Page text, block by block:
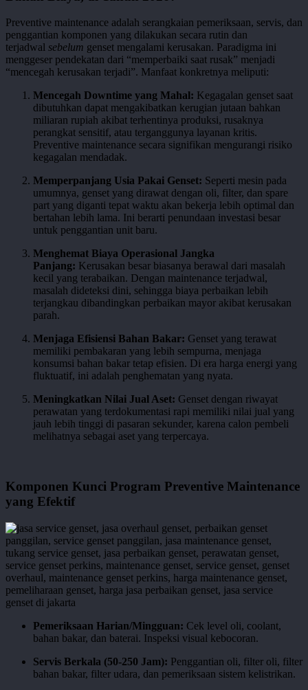
Preventive maintenance adalah serangkaian pemeriksaan, servis, dan
penggantian komponen yang dilakukan secara rutin dan
terjadwal sebelum genset mengalami kerusakan. Paradigma ini
menggeser pendekatan dari “memperbaiki saat rusak” menjadi
“mencegah kerusakan terjadi”. Manfaat konkretnya meliputi:
Mencegah Downtime yang Mahal: Kegagalan genset saat
dibutuhkan dapat mengakibatkan kerugian jutaan bahkan
miliaran rupiah akibat terhentinya produksi, rusaknya
perangkat sensitif, atau terganggunya layanan kritis.
Preventive maintenance secara signifikan mengurangi risiko
kegagalan mendadak.
Memperpanjang Usia Pakai Genset: Seperti mesin pada
umumnya, genset yang dirawat dengan oli, filter, dan spare
part yang diganti tepat waktu akan bekerja lebih optimal dan
bertahan lebih lama. Ini berarti penundaan investasi besar
untuk penggantian unit baru.
Menghemat Biaya Operasional Jangka
Panjang: Kerusakan besar biasanya berawal dari masalah
kecil yang terabaikan. Dengan maintenance terjadwal,
masalah dideteksi dini, sehingga biaya perbaikan lebih
terjangkau dibandingkan perbaikan mayor akibat kerusakan
parah.
Menjaga Efisiensi Bahan Bakar: Genset yang terawat
memiliki pembakaran yang lebih sempurna, menjaga
konsumsi bahan bakar tetap efisien. Di era harga energi yang
fluktuatif, ini adalah penghematan yang nyata.
Meningkatkan Nilai Jual Aset: Genset dengan riwayat
perawatan yang terdokumentasi rapi memiliki nilai jual yang
jauh lebih tinggi di pasaran sekunder, karena calon pembeli
melihatnya sebagai aset yang terpercaya.
Komponen Kunci Program Preventive Maintenance
yang Efektif
Pemeriksaan Harian/Mingguan: Cek level oli, coolant,
bahan bakar, dan baterai. Inspeksi visual kebocoran.
Servis Berkala (50-250 Jam): Penggantian oli, filter oli, filter
bahan bakar, filter udara, dan pemeriksaan sistem kelistrikan.